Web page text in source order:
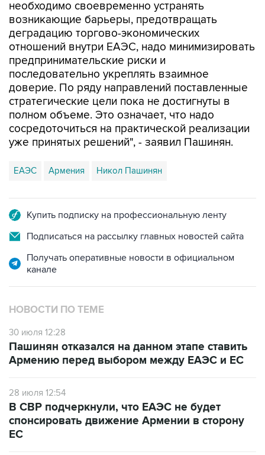
необходимо своевременно устранять
возникающие барьеры, предотвращать
деградацию торгово-экономических
отношений внутри ЕАЭС, надо минимизировать
предпринимательские риски и
последовательно укреплять взаимное
доверие. По ряду направлений поставленные
стратегические цели пока не достигнуты в
полном объеме. Это означает, что надо
сосредоточиться на практической реализации
уже принятых решений", - заявил Пашинян.
ЕАЭС Армения Никол Пашинян
Купить подписку на профессиональную ленту
Подписаться на рассылку главных новостей сайта
Получать оперативные новости в официальном
канале
НОВОСТИ ПО ТЕМЕ
30 июля 12:28
Пашинян отказался на данном этапе ставить
Армению перед выбором между ЕАЭС и ЕС
28 июля 12:54
В СВР подчеркнули, что ЕАЭС не будет
спонсировать движение Армении в сторону
ЕС